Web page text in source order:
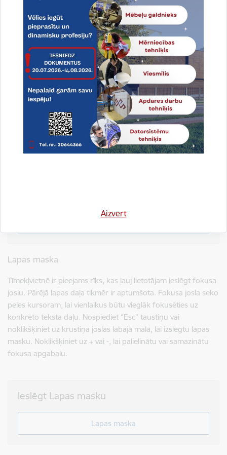
Aizvērt
Vizuālie rīki
Teksta lupa
Tīmekļvietnē ir pieejams teksta palielināšanas rīks, kas ļauj
lietotājam tekstu izcelt lielāku un vieglāk lasāmu. Kad rīks ir
ieslēgts, ekrānā novietojot peli virsū teksta apgabaliem,
pogām vai attēliem, teksts vai elementu paskaidrojumi tiek
parādīti atsevišķā logā, ar lielākiem, baltiem, burtiem uz melna
fona
Lapas maska
Tīmekļvietnē ir pieejams rīks, kas ļauj lietotājam ieslēgt fokusa
joslu. Pārējā lapas daļa tikmēr ir aptumšota. Fokusa josla seko
peles kursoram, lai vienlaikus būtu vieglāk fokusēties uz
konkrēto teksta daļu. Nospiediet “Esc” taustiņu vai
noklikšķiniet uz krustiņa joslas labajā malā, lai izslēgtu lapas
masku. Noklikšķiniet uz + vai -, lai palielinātu vai samazinātu
fokusa apgabalu.
Ieslēgt Lapas masku
Lapas maska